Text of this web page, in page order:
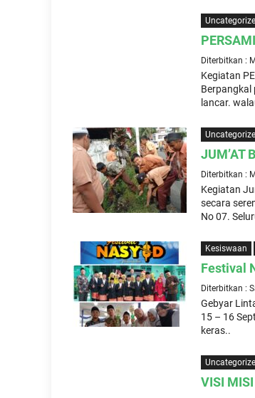
Diterbitkan :
Kegiatan
Berpangkal
lancar.
JUM’AT
Diterbitkan :
Kegiatan
secara
No 07.
Kesiswaan
Festival
Diterbitkan :
Gebyar
15 – 16
keras..
VISI